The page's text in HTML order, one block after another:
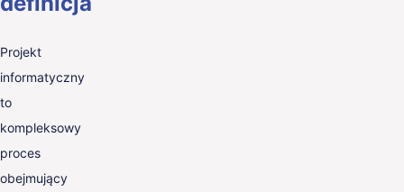
Projekt
informatyczny
to
kompleksowy
proces
obejmujący